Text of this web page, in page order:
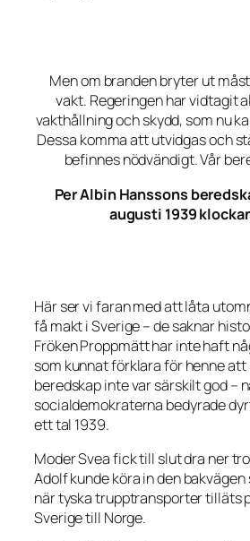
Men om branden bryter ut
vakt. Regeringen har vidtagit
vakthållning och skydd, som nu
Dessa komma att utvidgas och
befinnes nödvändigt. Vår
Per Albin Hanssons
augusti 1939
Här ser vi faran med att låta
få makt i Sverige – de saknar
Fröken Proppmätt har inte haft
som kunnat förklara för henne att
beredskap inte var särskilt god –
socialdemokraterna bedyrade
ett tal 1939.
Moder Svea fick till slut dra ner
Adolf kunde köra in den
när tyska trupptransporter tilläts
Sverige till Norge.